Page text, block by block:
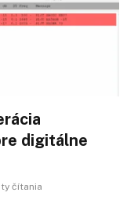
digitálne
čítania